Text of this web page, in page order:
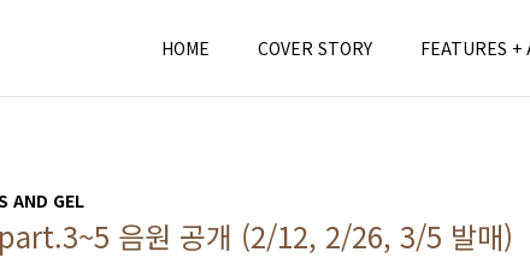
HOME COVER STORY FEATURES +
AND GEL
음원 공개 (2/12, 2/26, 3/5 발매)